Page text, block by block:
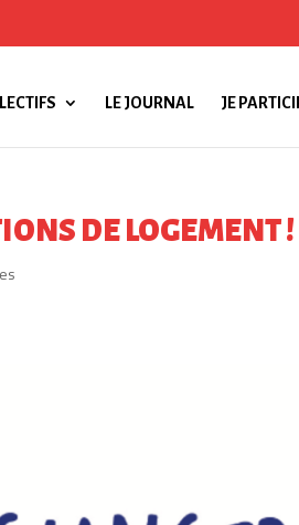
LE JOURNAL JE
DE LOGEMENT !